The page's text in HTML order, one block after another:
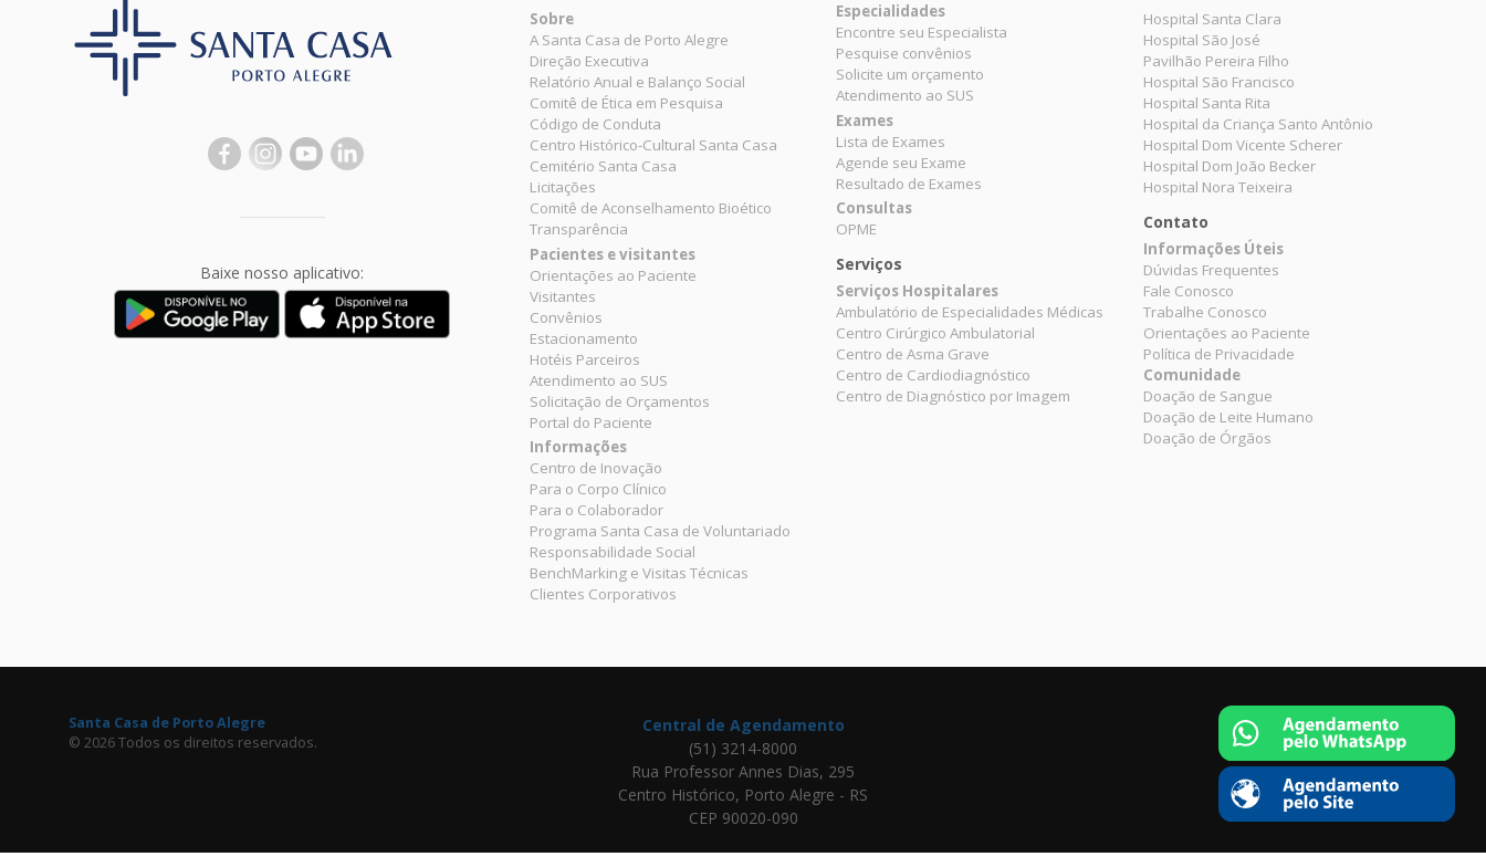
Baixe nosso aplicativo:
Sobre
A Santa Casa de Porto Alegre
Direção Executiva
Relatório Anual e Balanço Social
Comitê de Ética em Pesquisa
Código de Conduta
Centro Histórico-Cultural Santa Casa
Cemitério Santa Casa
Licitações
Comitê de Aconselhamento Bioético
Transparência
Pacientes e visitantes
Orientações ao Paciente
Visitantes
Convênios
Estacionamento
Hotéis Parceiros
Atendimento ao SUS
Solicitação de Orçamentos
Portal do Paciente
Informações
Centro de Inovação
Para o Corpo Clínico
Para o Colaborador
Programa Santa Casa de Voluntariado
Responsabilidade Social
BenchMarking e Visitas Técnicas
Clientes Corporativos
Especialidades
Encontre seu Especialista
Pesquise convênios
Solicite um orçamento
Atendimento ao SUS
Exames
Lista de Exames
Agende seu Exame
Resultado de Exames
Consultas
OPME
Serviços
Serviços Hospitalares
Ambulatório de Especialidades Médicas
Centro Cirúrgico Ambulatorial
Centro de Asma Grave
Centro de Cardiodiagnóstico
Centro de Diagnóstico por Imagem
Hospital Santa Clara
Hospital São José
Pavilhão Pereira Filho
Hospital São Francisco
Hospital Santa Rita
Hospital da Criança Santo Antônio
Hospital Dom Vicente Scherer
Hospital Dom João Becker
Hospital Nora Teixeira
Contato
Informações Úteis
Dúvidas Frequentes
Fale Conosco
Trabalhe Conosco
Orientações ao Paciente
Política de Privacidade
Comunidade
Doação de Sangue
Doação de Leite Humano
Doação de Órgãos
Santa Casa de Porto Alegre
© 2026 Todos os direitos reservados.
Central de Agendamento
(51) 3214-8000
Rua Professor Annes Dias, 295
Centro Histórico, Porto Alegre - RS
CEP 90020-090